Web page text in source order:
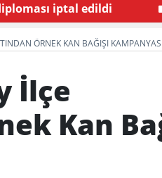
iptal edildi
ÖRNEK KAN BAĞIŞI
İlçe
Kan